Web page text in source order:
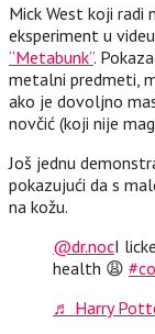
Mick West koji radi
eksperiment u
“Metabunk”.
metalni predmeti,
ako je dovoljno
novčić (koji nije
Još jednu
pokazujući da s
na kožu.
@dr.nocI
health 😩
♬ Harry